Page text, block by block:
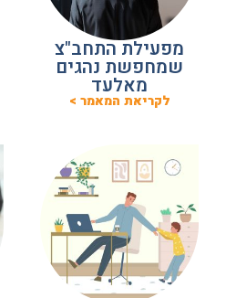
מפעילת התחב"צ
שמחפשת נהגים
מאלעד
לקריאת המאמר >